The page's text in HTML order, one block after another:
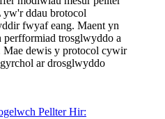
yw'r ddau brotocol
fwyaf eang. Maent yn
perfformiad trosglwyddo a
Mae dewis y protocol cywir
ar drosglwyddo